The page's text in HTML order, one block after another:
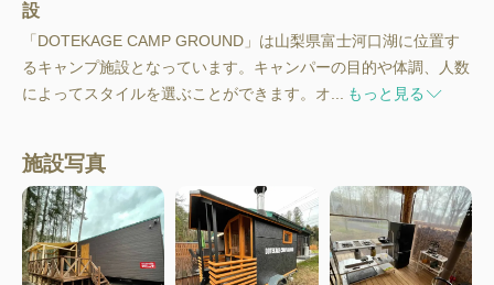
設
「DOTEKAGE CAMP GROUND」は山梨県富士河口湖に位置す
るキャンプ施設となっています。キャンパーの目的や体調、人数
によってスタイルを選ぶことができます。オ...
もっと見る
施設写真